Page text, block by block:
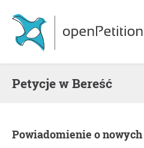
Petycje w Bereść
Powiadomienie o